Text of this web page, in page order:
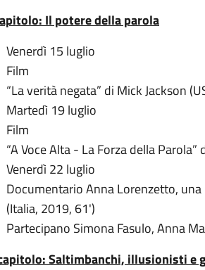
Il potere della parola
Venerdì 15 luglio
Film
“La verità negata” di Mick Jackson
Martedì 19 luglio
Film
“A Voce Alta - La Forza della
Venerdì 22 luglio
Documentario Anna Lorenzetto,
(Italia, 2019, 61')
Partecipano Simona Fasulo, Anna
Saltimbanchi, illusionisti e